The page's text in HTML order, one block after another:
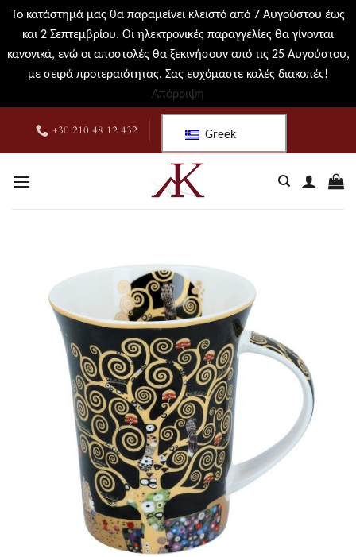
Το κατάστημά μας θα παραμείνει κλειστό από 7 Αυγούστου έως
και 2 Σεπτεμβρίου. Οι ηλεκτρονικές παραγγελίες θα γίνονται
κανονικά, ενώ οι αποστολές θα ξεκινήσουν από τις 25 Αυγούστου,
με σειρά προτεραιότητας. Σας ευχόμαστε καλές διακοπές!
Απόρριψη
περιεχόμενο
+30 210 48 12 432 Greek